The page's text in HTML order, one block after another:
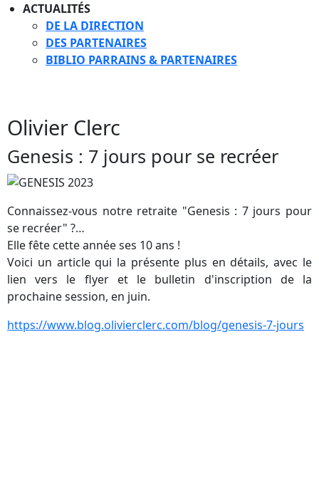
ACTUALITÉS
DE LA DIRECTION
DES PARTENAIRES
BIBLIO PARRAINS & PARTENAIRES
Olivier Clerc
Genesis : 7 jours pour se recréer
Connaissez-vous notre retraite "Genesis : 7 jours pour
se recréer" ?…
Elle fête cette année ses 10 ans !
Voici un article qui la présente plus en détails, avec le
lien vers le flyer et le bulletin d'inscription de la
prochaine session, en juin.
https://www.blog.olivierclerc.com/blog/genesis-7-jours